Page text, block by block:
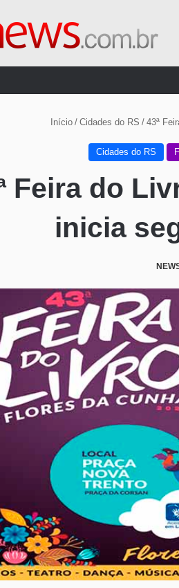
Início / Cidades do RS / 43ª
Cidades do RS
Feira do
inicia